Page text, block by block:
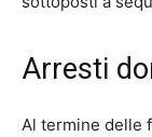
Arresti
Al termine delle